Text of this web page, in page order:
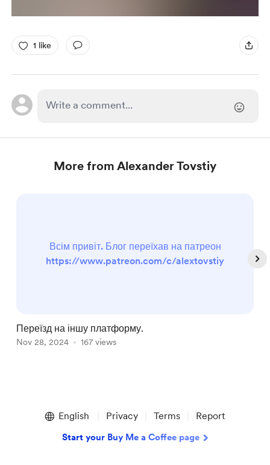
1 like
More from Alexander Tovstiy
Всім привіт. Блог переїхав на патреон
https://www.patreon.com/c/alextovstiy
Переїзд на іншу платформу.
Nov 28, 2024 167 views
English Privacy Terms Report
Start your Buy Me a Coffee page